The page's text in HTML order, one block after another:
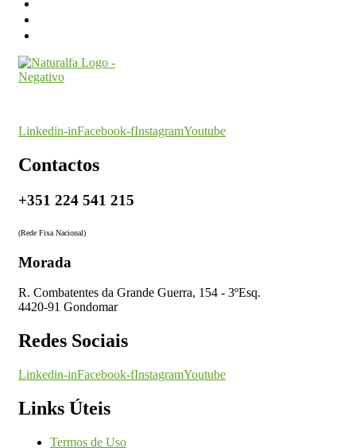
Linkedin-inFacebook-fInstagramYoutube
Contactos
+351 224 541 215
(Rede Fixa Nacional)
Morada
R. Combatentes da Grande Guerra, 154 - 3ºEsq.
4420-91 Gondomar
Redes Sociais
Linkedin-inFacebook-fInstagramYoutube
Links Úteis
Termos de Uso